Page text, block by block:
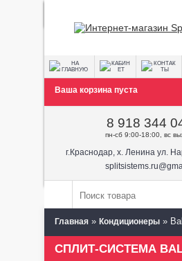
Ваша корзина пуста
8 918 344
пн-сб 9:00-18:00, вс
г.Краснодар, х. Ленина ул.
Главная » Кондиционеры »